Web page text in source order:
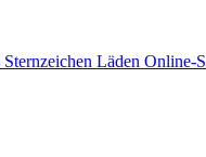
Sternzeichen Läden Online-